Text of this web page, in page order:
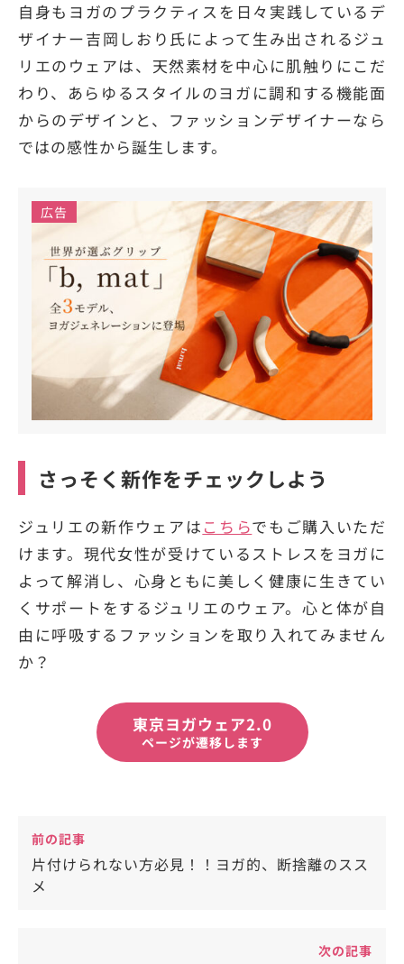
自身もヨガのプラクティスを日々実践しているデ
ザイナー吉岡しおり氏によって生み出されるジュ
リエのウェアは、天然素材を中心に肌触りにこだ
わり、あらゆるスタイルのヨガに調和する機能面
からのデザインと、ファッションデザイナーなら
ではの感性から誕生します。
広告
さっそく新作をチェックしよう
ジュリエの新作ウェアは こちらでもご購入いただ
けます。現代女性が受けているストレスをヨガに
よって解消し、心身ともに美しく健康に生きてい
くサポートをするジュリエのウェア。心と体が自
由に呼吸するファッションを取り入れてみません
か？
東京ヨガウェア2.0
ページが遷移します
前の記事
片付けられない方必見！！ヨガ的、断捨離のスス
メ
次の記事